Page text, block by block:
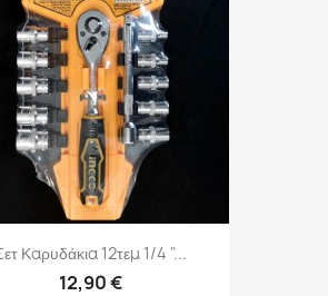
Γρήγορη προβολή
Καρυδάκια 12τεμ 1/4 "...
12,90 €